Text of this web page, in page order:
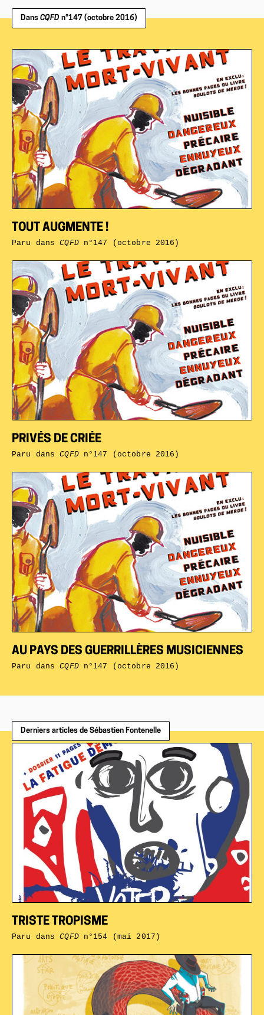
Dans CQFD n°147 (octobre 2016)
AU PAYS DES GUERRILLÈRES MUSICIENNES
Paru dansCQFDn°147 (octobre 2016)
PRIVÉS DE CRIÉE
Paru dansCQFDn°147 (octobre 2016)
TOUT AUGMENTE !
Paru dansCQFDn°147 (octobre 2016)
Derniers articles de Sébastien Fontenelle
TRISTE TROPISME
Paru dansCQFDn°154 (mai 2017)